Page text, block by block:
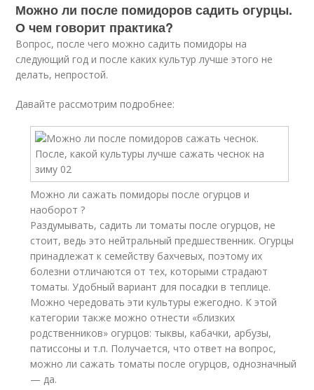
Можно ли после помидоров садить огурцы.
О чем говорит практика?
Вопрос, после чего можно садить помидоры на
следующий год и после каких культур лучше этого не
делать, непростой.
Давайте рассмотрим подробнее:
Можно ли сажать помидоры после огурцов и
наоборот ?
Раздумывать, садить ли томаты после огурцов, не
стоит, ведь это нейтральный предшественник. Огурцы
принадлежат к семейству бахчевых, поэтому их
болезни отличаются от тех, которыми страдают
томаты. Удобный вариант для посадки в теплице.
Можно чередовать эти культуры ежегодно. К этой
категории также можно отнести «близких
родственников» огурцов: тыквы, кабачки, арбузы,
патиссоны и т.п. Получается, что ответ на вопрос,
можно ли сажать томаты после огурцов, однозначный
— да.